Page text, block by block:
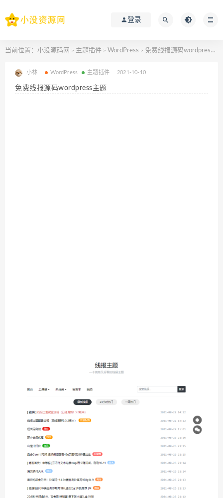
登录
当前位置： 小没源码网 > 主题插件 > WordPress > 免费线报源码wordpress主题
小林 WordPress 主题插件 2021-10-10
免费线报源码wordpress主题